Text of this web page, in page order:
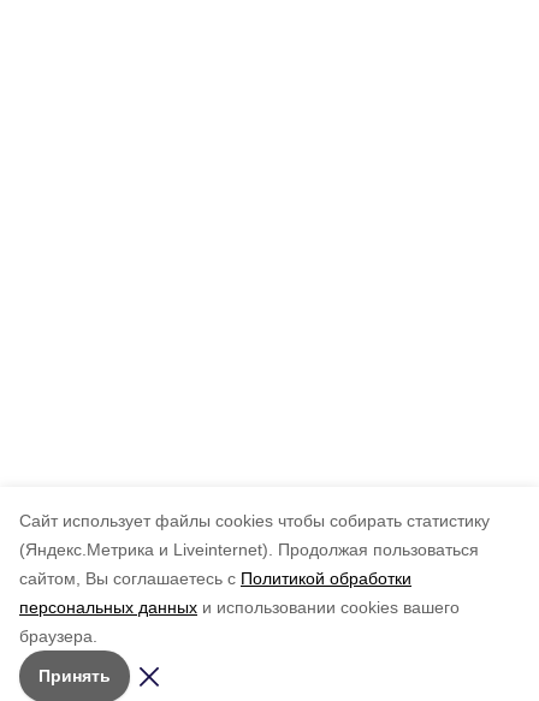
Cайт использует файлы cookies чтобы собирать статистику
(Яндекс.Метрика и Liveinternet).
Продолжая пользоваться
сайтом, Вы соглашаетесь с Политикой обработки
персональных данных и использовании cookies вашего
браузера.
Принять